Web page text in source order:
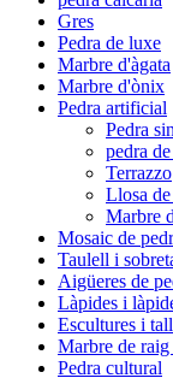
Gres
Pedra de luxe
Marbre d'àgata
Marbre d'ònix
Pedra artificial
Pedra
pedra
Terrazzo
Llosa
Marbre
Mosaic de
Taulell i
Aigüeres de
Làpides i
Escultures i
Marbre de raig
Pedra cultural